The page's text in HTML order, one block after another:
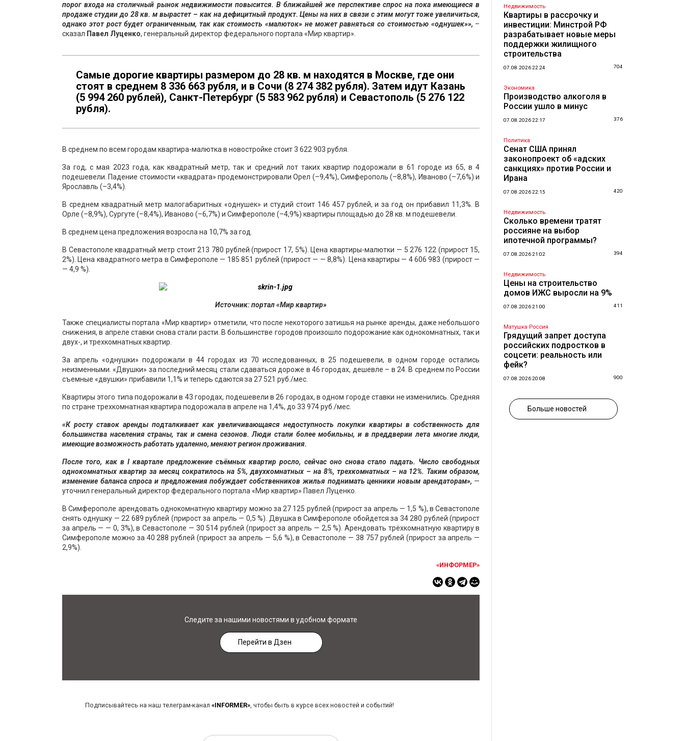
порог входа на столичный рынок недвижимости повысится. В ближайшей же перспективе спрос на пока имеющиеся в
продаже студии до 28 кв. м вырастет – как на дефицитный продукт. Цены на них в связи с этим могут тоже увеличиться,
однако этот рост будет ограниченным, так как стоимость «малюток» не может равняться со стоимостью «однушек»», –
сказал Павел Луценко, генеральный директор федерального портала «Мир квартир».
Самые дорогие квартиры размером до 28 кв. м находятся в Москве, где они
стоят в среднем 8 336 663 рубля, и в Сочи (8 274 382 рубля). Затем идут Казань
(5 994 260 рублей), Санкт-Петербург (5 583 962 рубля) и Севастополь (5 276 122
рубля).
В среднем по всем городам квартира-малютка в новостройке стоит 3 622 903 рубля.
За год, с мая 2023 года, как квадратный метр, так и средний лот таких квартир подорожали в 61 городе из 65, в 4
подешевели. Падение стоимости «квадрата» продемонстрировали Орел (–9,4%), Симферополь (–8,8%), Иваново (–7,6%) и
Ярославль (–3,4%).
В среднем квадратный метр малогабаритных «однушек» и студий стоит 146 457 рублей, и за год он прибавил 11,3%. В
Орле (–8,9%), Сургуте (–8,4%), Иваново (–6,7%) и Симферополе (–4,9%) квартиры площадью до 28 кв. м подешевели.
В среднем цена предложения возросла на 10,7% за год.
В Севастополе квадратный метр стоит 213 780 рублей (прирост 17, 5%). Цена квартиры-малютки — 5 276 122 (прирост 15,
2%). Цена квадратного метра в Симферополе — 185 851 рублей (прирост — — 8,8%). Цена квартиры — 4 606 983 (прирост —
— 4,9 %).
Источник: портал «Мир квартир»
Также специалисты портала «Мир квартир» отметили, что после некоторого затишья на рынке аренды, даже небольшого
снижения, в апреле ставки снова стали расти. В большинстве городов произошло подорожание как однокомнатных, так и
двух-, и трехкомнатных квартир.
За апрель «однушки» подорожали в 44 городах из 70 исследованных, в 25 подешевели, в одном городе остались
неизменными. «Двушки» за последний месяц стали сдаваться дороже в 46 городах, дешевле – в 24. В среднем по России
съемные «двушки» прибавили 1,1% и теперь сдаются за 27 521 руб./мес.
Квартиры этого типа подорожали в 43 городах, подешевели в 26 городах, в одном городе ставки не изменились. Средняя
по стране трехкомнатная квартира подорожала в апреле на 1,4%, до 33 974 руб./мес.
«К росту ставок аренды подталкивает как увеличивающаяся недоступность покупки квартиры в собственность для
большинства населения страны, так и смена сезонов. Люди стали более мобильны, и в преддверии лета многие люди,
имеющие возможность работать удаленно, меняют регион проживания.
После того, как в I квартале предложение съёмных квартир росло, сейчас оно снова стало падать. Число свободных
однокомнатных квартир за месяц сократилось на 5%, двухкомнатных – на 8%, трехкомнатных – на 12%. Таким образом,
изменение баланса спроса и предложения побуждает собственников жилья поднимать ценники новым арендаторам», —
уточнил генеральный директор федерального портала «Мир квартир» Павел Луценко.
В Симферополе арендовать однокомнатную квартиру можно за 27 125 рублей (прирост за апрель — 1,5 %), в Севастополе
снять однушку — 22 689 рублей (прирост за апрель — 0,5 %). Двушка в Симферополе обойдется за 34 280 рублей (прирост
за апрель — — 0, 3%), в Севастополе — 30 514 рублей (прирост за апрель — 2,5 %). Арендовать трёхкомнатную квартиру в
Симферополе можно за 40 288 рублей (прирост за апрель — 5,6 %), в Севастополе — 38 757 рублей (прирост за апрель —
2,9%).
«ИНФОРМЕР»
Следите за нашими новостями в удобном формате
Перейти в Дзен
Подписывайтесь на наш телеграм-канал «INFORMER», чтобы быть в курсе всех новостей и событий!
Недвижимость
Квартиры в рассрочку и
инвестиции: Минстрой РФ
разрабатывает новые меры
поддержки жилищного
строительства
07.08.2026 22:24 704
Экономика
Производство алкоголя в
России ушло в минус
07.08.2026 22:17 376
Политика
Сенат США принял
законопроект об «адских
санкциях» против России и
Ирана
07.08.2026 22:15 420
Недвижимость
Сколько времени тратят
россияне на выбор
ипотечной программы?
07.08.2026 21:02 394
Недвижимость
Цены на строительство
домов ИЖС выросли на 9%
07.08.2026 21:00 411
Матушка Россия
Грядущий запрет доступа
российских подростков в
соцсети: реальность или
фейк?
07.08.2026 20:08 900
Больше новостей